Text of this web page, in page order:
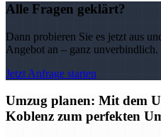
Alle Fragen geklärt?
Dann probieren Sie es jetzt aus
Angebot an – ganz unverbindlich.
Jetzt Anfrage starten
Umzug planen: Mit dem
Koblenz zum perfekten